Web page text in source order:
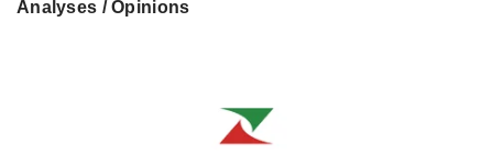
Analyses / Opinions